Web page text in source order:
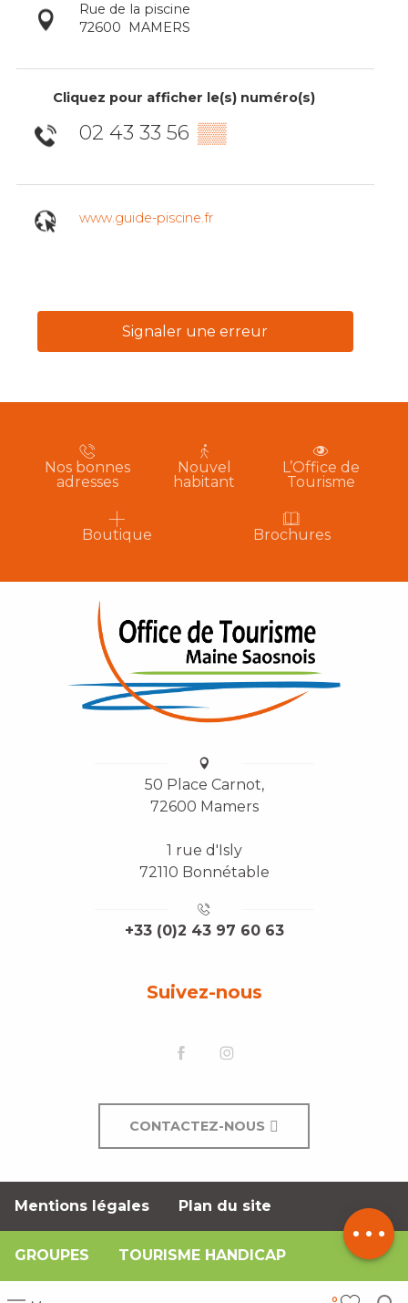
par email
Rue de la piscine
72600
MAMERS
Cliquez pour afficher le(s) numéro(s)
02 43 33 56 ▒▒
www.guide-piscine.fr
Signaler une erreur
Nos bonnes
adresses
Nouvel
habitant
L’Office de
Tourisme
Boutique Brochures
50 Place Carnot,
72600 Mamers
1 rue d'Isly
72110 Bonnétable
+33 (0)2 43 97 60 63
Suivez-nous
CONTACTEZ-NOUS
Mentions légales Plan du site
GROUPES TOURISME HANDICAP